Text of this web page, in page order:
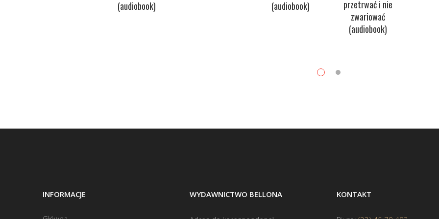
(audiobook)
(audiobook)
przetrwać i nie
zwariować
(audiobook)
INFORMACJE WYDAWNICTWO BELLONA KONTAKT